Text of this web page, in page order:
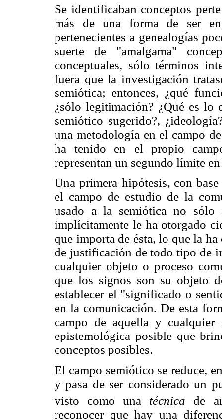
Se identificaban conceptos
más de una forma de ser
pertenecientes a genealogías
suerte de "amalgama"
conceptuales, sólo términos
fuera que la investigación
semiótica; entonces, ¿qué
¿sólo legitimación? ¿Qué es lo
semiótico sugerido?,
una metodología en el campo
ha tenido en el propio
representan un segundo límite
Una primera hipótesis, con
el campo de estudio de la
usado a la semiótica no sólo
implícitamente le ha otorgado
que importa de ésta, lo que la
de justificación de todo tipo de
cualquier objeto o proceso
que los signos son su objeto
establecer el "significado o
en la comunicación. De esta
campo de aquella y cualquier
epistemológica posible que
conceptos posibles.
El campo semiótico se reduce,
y pasa de ser considerado un
visto como una técnica de
reconocer que hay una